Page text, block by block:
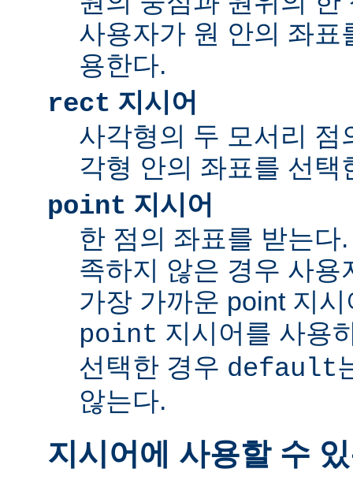
사용자가 원 안의 좌표
용한다.
rect 지시어
사각형의 두 모서리 점
각형 안의 좌표를 선택
point 지시어
한 점의 좌표를 받는다
족하지 않은 경우 사용
가장 가까운 point 지
point 지시어를 사용
선택한 경우 default
않는다.
지시어에 사용할 수